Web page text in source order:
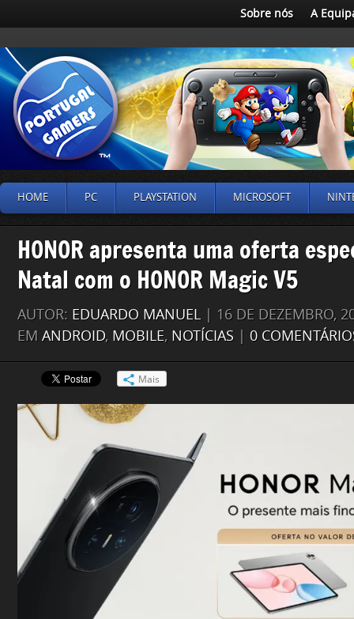
Sobre nós A
HOME PC PLAYSTATION MICROSOFT
HONOR apresenta uma oferta
Natal com o HONOR Magic V5
AUTOR: EDUARDO MANUEL | 16 DE DEZEMBRO,
EM ANDROID, MOBILE, NOTÍCIAS 0
Mais